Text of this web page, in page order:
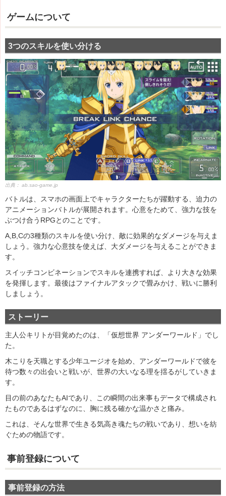
ゲームについて
3つのスキルを使い分ける
出典： ab.sao-game.jp
バトルは、スマホの画面上でキャラクターたちが躍動する、迫力の
アニメーションバトルが展開されます。心意をためて、強力な技を
ぶつけ合うRPGとのことです。
A,B,Cの3種類のスキルを使い分け、敵に効果的なダメージを与えま
しょう。強力な心意技を使えば、大ダメージを与えることができま
す。
スイッチコンビネーションでスキルを連携すれば、より大きな効果
を発揮します。最後はファイナルアタックで畳みかけ、戦いに勝利
しましょう。
ストーリー
主人公キリトが目覚めたのは、「仮想世界 アンダーワールド」でし
た。
木こりを天職とする少年ユージオを始め、アンダーワールドで彼を
待つ数々の出会いと戦いが、世界の大いなる理を揺るがしていきま
す。
目の前のあなたもAIであり、この瞬間の出来事もデータで構成され
たものであるはずなのに、胸に残る確かな温かさと痛み。
これは、そんな世界で生きる気高き魂たちの戦いであり、想いを紡
ぐための物語です。
事前登録について
事前登録の方法